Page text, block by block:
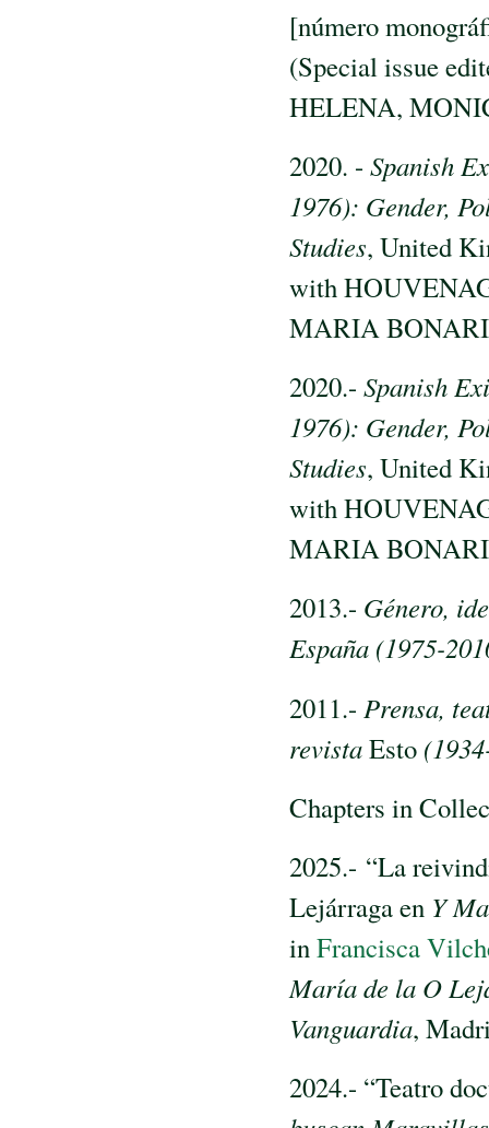
[número
(Special issue
HELENA,
2020. - Spanish
1976): Gender,
Studies, United
with
MARIA
2020.- Spanish
1976): Gender,
Studies, United
with
MARIA
2013.- Género,
España (1975-
2011.- Prensa,
revistaEsto
Chapters in
2025.- “La
Lejárraga en Y
inFrancisca
María de la O
Vanguardia,
2024.- “Teatro